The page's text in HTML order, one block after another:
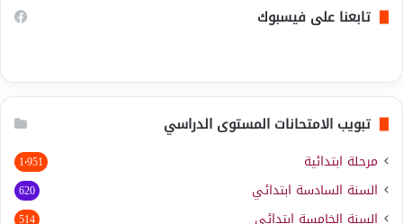
تابعنا على فيسبوك
تبويب الامتحانات المستوى الدراسي
مرحلة ابتدائية 1٬951
السنة السادسة ابتدائي 620
السنة الخامسة ابتدائي 514